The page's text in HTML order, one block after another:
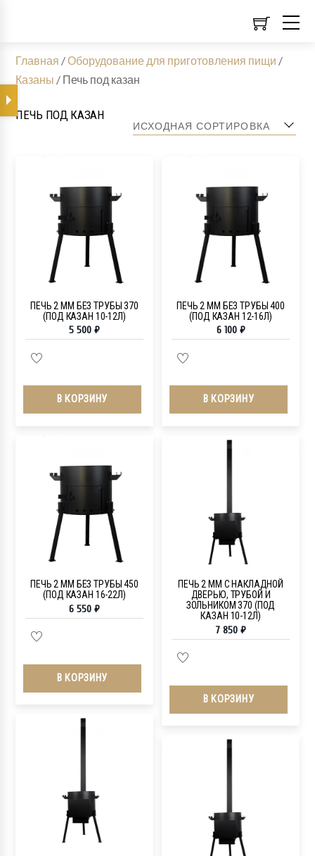
Главная /Оборудование для приготовления пищи /
Казаны / Печь под казан
ПЕЧЬ ПОД КАЗАН
ПЕЧЬ 2 ММ БЕЗ ТРУБЫ 370
(ПОД КАЗАН 10-12Л)
5 500 ₽
В КОРЗИНУ
ПЕЧЬ 2 ММ БЕЗ ТРУБЫ 400
(ПОД КАЗАН 12-16Л)
6 100 ₽
В КОРЗИНУ
ПЕЧЬ 2 ММ БЕЗ ТРУБЫ 450
(ПОД КАЗАН 16-22Л)
6 550 ₽
В КОРЗИНУ
ПЕЧЬ 2 ММ С НАКЛАДНОЙ
ДВЕРЬЮ, ТРУБОЙ И
ЗОЛЬНИКОМ 370 (ПОД
КАЗАН 10-12Л)
7 850 ₽
В КОРЗИНУ